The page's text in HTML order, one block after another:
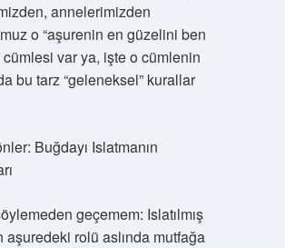
annelerimizden
o “aşurenin en güzelini ben
cümlesi var ya, işte o cümlenin
bu tarz “geleneksel” kurallar
Buğdayı Islatmanın
geçemem: Islatılmış
aşuredeki rolü aslında mutfağa